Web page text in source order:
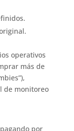
operativos
más de
de monitoreo
por